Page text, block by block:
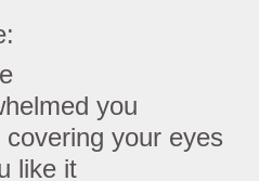
you
your eyes
like it